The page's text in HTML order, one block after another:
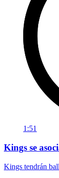
1:51
Kings se
Kings tendrán